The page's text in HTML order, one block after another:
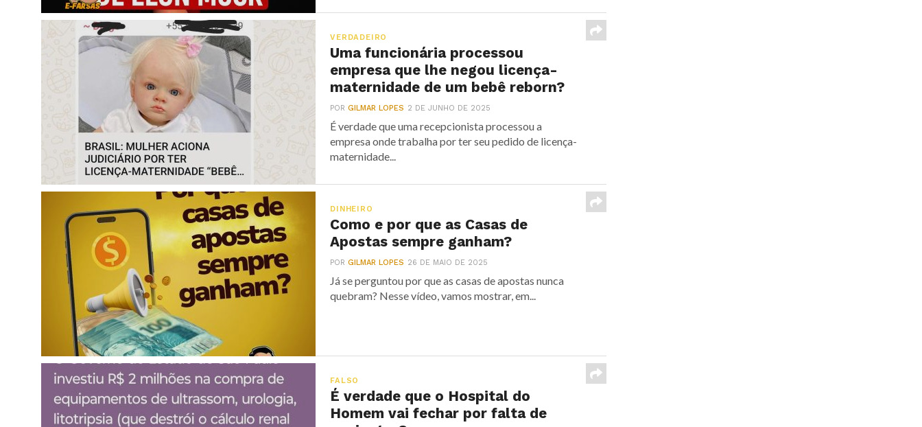
VERDADEIRO
Uma funcionária processou
empresa que lhe negou licença-
maternidade de um bebê reborn?
PORGILMAR LOPES 2 DE JUNHO DE 2025
É verdade que uma recepcionista processou a
empresa onde trabalha por ter seu pedido de licença-
maternidade...
DINHEIRO
Como e por que as Casas de
Apostas sempre ganham?
PORGILMAR LOPES 26 DE MAIO DE 2025
Já se perguntou por que as casas de apostas nunca
quebram? Nesse vídeo, vamos mostrar, em...
FALSO
É verdade que o Hospital do
Homem vai fechar por falta de